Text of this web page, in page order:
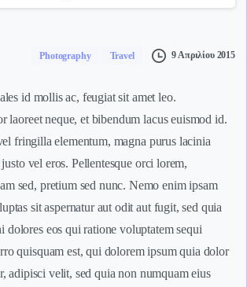
Photography Travel 9 Απριλίου 2015
id mollis ac, feugiat sit amet leo.
laoreet neque, et bibendum lacus euismod id.
fringilla elementum, magna purus lacinia
vel eros. Pellentesque orci lorem,
sed, pretium sed nunc. Nemo enim ipsam
sit aspernatur aut odit aut fugit, sed quia
dolores eos qui ratione voluptatem sequi
quisquam est, qui dolorem ipsum quia dolor
adipisci velit, sed quia non numquam eius